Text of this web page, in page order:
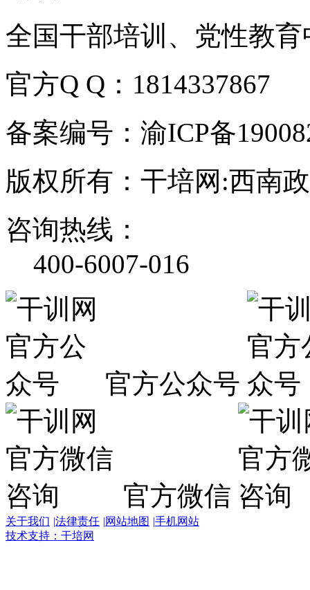
全国干部培训、党性教
官方Q Q：1814337867
备案编号：渝ICP备
版权所有：干培网:西南
咨询热线：
400-6007-016
官方公众号
官方微信
关于我们 |法律责任 |网站地图 |手机网站
技术支持：干培网